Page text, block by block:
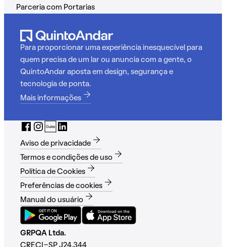
Parceria com Portarias
Para proporcionar uma experiência inesquecível para
quem precisa de um lar ou anuncia com a gente, o
QuintoAndar aposta em design, segurança e
tecnologia de ponta.
Mais informações
Aviso de privacidade
Termos e condições de uso
Política de Cookies
Preferências de cookies
Manual do usuário
GRPQA Ltda.